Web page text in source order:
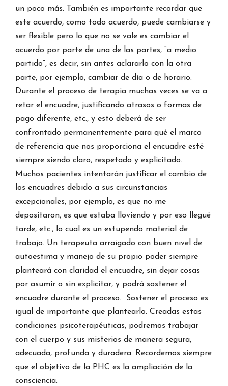
un poco más. También es importante recordar que
este acuerdo, como todo acuerdo, puede cambiarse y
ser flexible pero lo que no se vale es cambiar el
acuerdo por parte de una de las partes, “a medio
partido”, es decir, sin antes aclararlo con la otra
parte, por ejemplo, cambiar de día o de horario.
Durante el proceso de terapia muchas veces se va a
retar el encuadre, justificando atrasos o formas de
pago diferente, etc., y esto deberá de ser
confrontado permanentemente para qué el marco
de referencia que nos proporciona el encuadre esté
siempre siendo claro, respetado y explicitado.
Muchos pacientes intentarán justificar el cambio de
los encuadres debido a sus circunstancias
excepcionales, por ejemplo, es que no me
depositaron, es que estaba lloviendo y por eso llegué
tarde, etc., lo cual es un estupendo material de
trabajo. Un terapeuta arraigado con buen nivel de
autoestima y manejo de su propio poder siempre
planteará con claridad el encuadre, sin dejar cosas
por asumir o sin explicitar, y podrá sostener el
encuadre durante el proceso. Sostener el proceso es
igual de importante que plantearlo. Creadas estas
condiciones psicoterapéuticas, podremos trabajar
con el cuerpo y sus misterios de manera segura,
adecuada, profunda y duradera. Recordemos siempre
que el objetivo de la PHC es la ampliación de la
consciencia.